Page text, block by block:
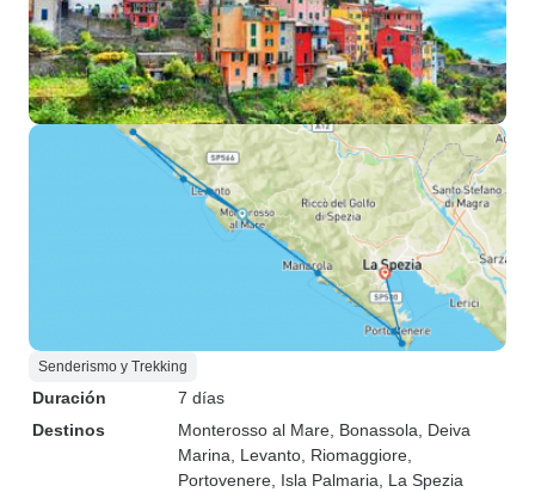
Senderismo y Trekking
Duración
7 días
Destinos
Monterosso al Mare , Bonassola , Deiva
Marina , Levanto , Riomaggiore
Portovenere , Isla Palmaria , La Spezia